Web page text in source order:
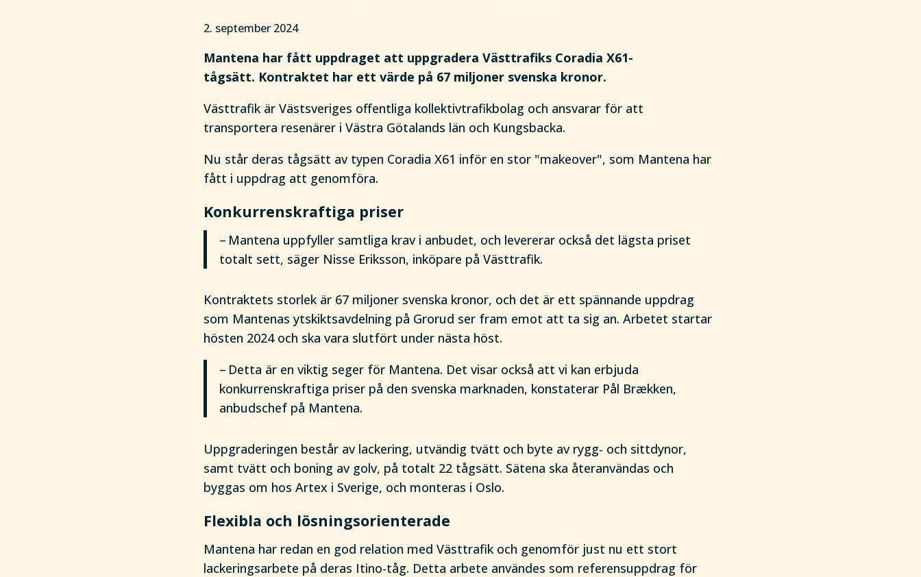
2. september 2024
Mantena har fått uppdraget att uppgradera Västtrafiks Coradia X61-
tågsätt. Kontraktet har ett värde på 67 miljoner svenska kronor.
Västtrafik är Västsveriges offentliga kollektivtrafikbolag och ansvarar för att
transportera resenärer i Västra Götalands län och Kungsbacka.
Nu står deras tågsätt av typen Coradia X61 inför en stor "makeover", som Mantena har
fått i uppdrag att genomföra.
Konkurrenskraftiga priser
– Mantena uppfyller samtliga krav i anbudet, och levererar också det lägsta priset
totalt sett, säger Nisse Eriksson, inköpare på Västtrafik.
Kontraktets storlek är 67 miljoner svenska kronor, och det är ett spännande uppdrag
som Mantenas ytskiktsavdelning på Grorud ser fram emot att ta sig an. Arbetet startar
hösten 2024 och ska vara slutfört under nästa höst.
– Detta är en viktig seger för Mantena. Det visar också att vi kan erbjuda
konkurrenskraftiga priser på den svenska marknaden, konstaterar Pål Brækken,
anbudschef på Mantena.
Uppgraderingen består av lackering, utvändig tvätt och byte av rygg- och sittdynor,
samt tvätt och boning av golv, på totalt 22 tågsätt. Sätena ska återanvändas och
byggas om hos Artex i Sverige, och monteras i Oslo.
Flexibla och lösningsorienterade
Mantena har redan en god relation med Västtrafik och genomför just nu ett stort
lackeringsarbete på deras Itino-tåg. Detta arbete användes som referensuppdrag för